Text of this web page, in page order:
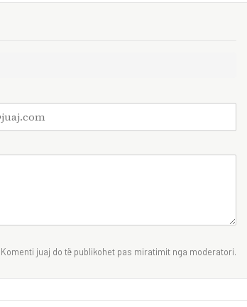
Komenti juaj do të publikohet pas miratimit nga moderatori.